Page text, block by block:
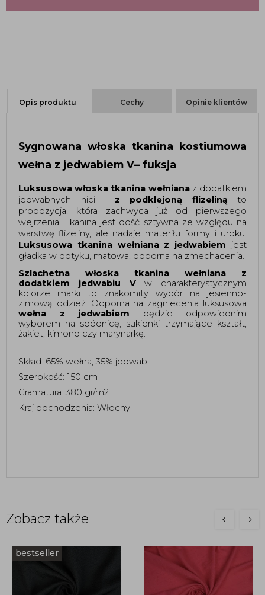
Opis produktu Cechy Opinie klientów
Sygnowana włoska tkanina kostiumowa
wełna z jedwabiem V– fuksja
Luksusowa włoska tkanina wełniana z dodatkiem
jedwabnych nici
z podklejoną flizeliną to
propozycja, która zachwyca już od pierwszego
wejrzenia. Tkanina jest dość sztywna ze względu na
Luksusowa tkanina wełniana z jedwabiem jest
gładka w dotyku, matowa, odporna na zmechacenia.
Szlachetna włoska tkanina wełniana z
dodatkiem jedwabiu V w charakterystycznym
kolorze marki to znakomity wybór na jesienno-
wełna z jedwabiem będzie odpowiednim
wyborem na spódnicę, sukienki trzymające kształt,
żakiet, kimono czy marynarkę.
Skład: 65% wełna, 35% jedwab
Szerokość: 150 cm
Gramatura: 380 gr/m2
Kraj pochodzenia: Włochy
Zobacz także
bestseller